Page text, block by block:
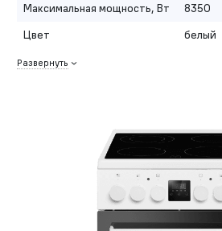
Максимальная мощность, Вт
8350
Цвет
белый
Развернуть